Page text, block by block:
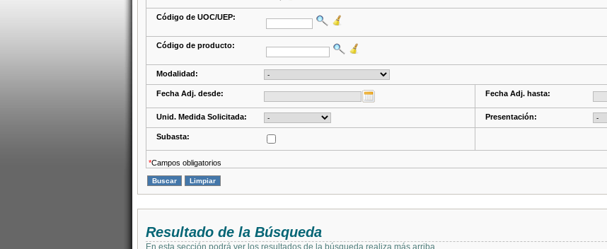
Código de UOC/UEP:
Código de producto:
Modalidad:
Fecha Adj. desde: Fecha Adj. hasta:
Unid. Medida Solicitada: Presentación:
Subasta:
*Campos obligatorios
Resultado de la Búsqueda
En esta sección podrá ver los resultados de la búsqueda realiza más arriba